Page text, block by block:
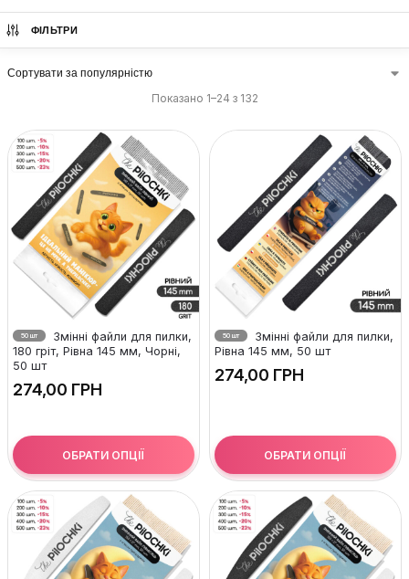
ФІЛЬТРИ
Показано 1–24 з 132
50 шт
Змінні файли для пилки,
180 гріт, Рівна 145 мм, Чорні,
50 шт
ГРН
ОБРАТИ ОПЦІЇ
50 шт
Змінні файли для пилки,
Рівна 145 мм, 50 шт
ГРН
ОБРАТИ ОПЦІЇ